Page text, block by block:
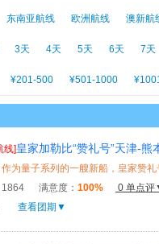
东南亚航线 欧洲航线 澳新航
3天 4天 5天 6天 7天
¥201-500 ¥501-1000
线]皇家加勒比“赞礼号”天津-
1864 满意度： 100%
0 单点评
查看团期▼